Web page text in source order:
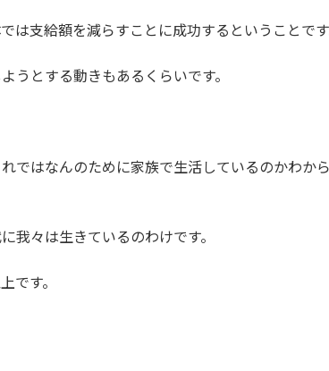
支給額を減らすことに成功するということです
うとする動きもあるくらいです。
ではなんのために家族で生活しているのかわか
我々は生きているのわけです。
です。